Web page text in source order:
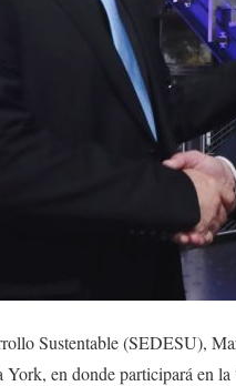
Sustentable (SEDESU),
en donde participará en